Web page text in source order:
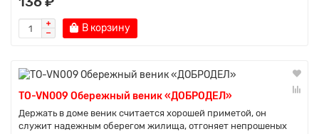
В корзину
TO-VN009 Обережный веник «ДОБРОДЕЛ»
Держать в доме веник считается хорошей приметой, он
служит надежным оберегом жилища, отгоняет непрошеных